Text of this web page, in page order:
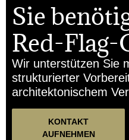
Sie
Red-Flag-
Wir unterstützen Sie
strukturierter
architektonischem
KONTAKT
AUFNEHMEN